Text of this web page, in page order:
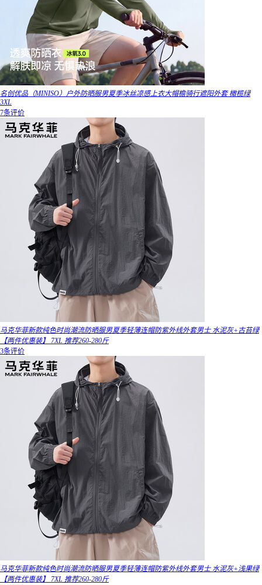
名创优品（MINISO）户外防晒服男夏季冰丝凉感上衣大帽檐骑行遮阳外套 橄榄绿
3XL
7条评价
马克华菲新款纯色时尚潮流防晒服男夏季轻薄连帽防紫外线外套男士 水泥灰+古苔绿
【两件优惠装】 7XL 推荐260-280斤
3条评价
马克华菲新款纯色时尚潮流防晒服男夏季轻薄连帽防紫外线外套男士 水泥灰+浅果绿
【两件优惠装】 7XL 推荐260-280斤